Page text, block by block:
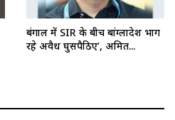
बंगाल में SIR के बीच बांग्लादेश भाग
रहे अवैध घुसपैठिए’, अमित...